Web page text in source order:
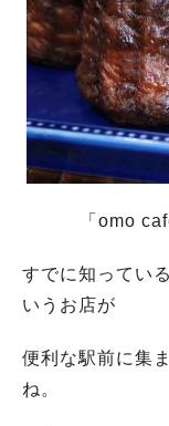
「omo
すでに知ってい
いうお店が
便利な駅前に集
ね。